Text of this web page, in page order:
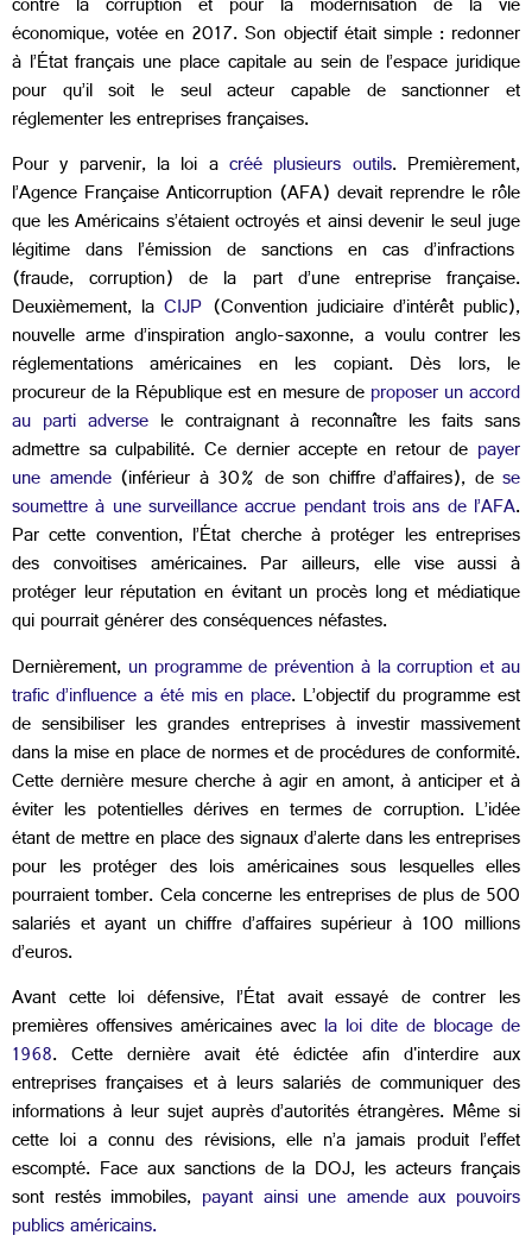
contre la corruption et pour la modernisation de la vie
économique, votée en 2017. Son objectif était simple : redonner
à l’État français une place capitale au sein de l’espace juridique
pour qu’il soit le seul acteur capable de sanctionner et
réglementer les entreprises françaises.
Pour y parvenir, la loi a créé plusieurs outils. Premièrement,
l’Agence Française Anticorruption (AFA) devait reprendre le rôle
que les Américains s’étaient octroyés et ainsi devenir le seul juge
légitime dans l’émission de sanctions en cas d’infractions
(fraude, corruption) de la part d’une entreprise française.
Deuxièmement, laCIJP (Convention judiciaire d’intérêt public),
nouvelle arme d’inspiration anglo-saxonne, a voulu contrer les
réglementations américaines en les copiant. Dès lors, le
procureur de la République est en mesure deproposer un accord
au parti adversele contraignant à reconnaître les faits sans
admettre sa culpabilité. Ce dernier accepte en retour de payer
une amende(inférieur à 30% de son chiffre d’affaires), de se
soumettre à une surveillance accrue pendant trois ans de l’AFA.
Par cette convention, l’État cherche à protéger les entreprises
des convoitises américaines. Par ailleurs, elle vise aussi à
protéger leur réputation en évitant un procès long et médiatique
qui pourrait générer des conséquences néfastes.
Dernièrement, un programme de prévention à la corruption et au
trafic d’influence a été mis en place. L’objectif du programme est
de sensibiliser les grandes entreprises à investir massivement
dans la mise en place de normes et de procédures de conformité.
Cette dernière mesure cherche à agir en amont, à anticiper et à
éviter les potentielles dérives en termes de corruption. L’idée
étant de mettre en place des signaux d’alerte dans les entreprises
pour les protéger des lois américaines sous lesquelles elles
pourraient tomber. Cela concerne les entreprises de plus de 500
salariés et ayant un chiffre d’affaires supérieur à 100 millions
d’euros.
Avant cette loi défensive, l’État avait essayé de contrer les
premières offensives américaines avec la loi dite de blocage de
1968. Cette dernière avait été édictée afin d'interdire aux
entreprises françaises et à leurs salariés de communiquer des
informations à leur sujet auprès d’autorités étrangères. Même si
cette loi a connu des révisions, elle n’a jamais produit l’effet
escompté. Face aux sanctions de la DOJ, les acteurs français
sont restés immobiles, payant ainsi une amende aux pouvoirs
publics américains.